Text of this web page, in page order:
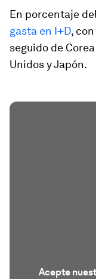
En porcentaje
gasta en I+D,
seguido de
Unidos y Japón.
Acepte